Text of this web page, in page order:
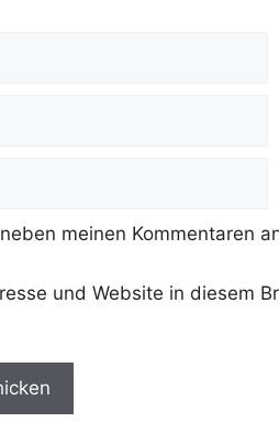
meinen Kommentaren
und Website in diesem